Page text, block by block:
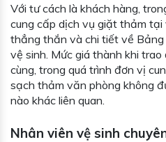
Với tư cách là khách hàng,
cung cấp dịch vụ giặt thảm
thẳng thắn và chi tiết về
vệ sinh. Mức giá thành khi trao
cùng, trong quá trình đơn vị
sạch thảm văn phòng không
nào khác liên quan.
Nhân viên vệ sinh